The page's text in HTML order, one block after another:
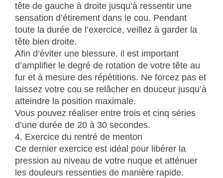
tête de gauche à droite jusqu’à ressentir une
sensation d’étirement dans le cou. Pendant
toute la durée de l’exercice, veillez à garder la
tête bien droite.
Afin d’éviter une blessure, il est important
d’amplifier le degré de rotation de votre tête au
fur et à mesure des répétitions. Ne forcez pas et
laissez votre cou se relâcher en douceur jusqu’à
atteindre la position maximale.
Vous pouvez réaliser entre trois et cinq séries
d’une durée de 20 à 30 secondes.
4. Exercice du rentré de menton
Ce dernier exercice est idéal pour libérer la
pression au niveau de votre nuque et atténuer
les douleurs ressenties de manière rapide.